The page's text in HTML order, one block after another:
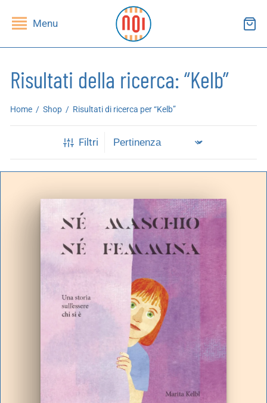
Menu
Risultati della ricerca: “Kelb”
Home / Shop / Risultati di ricerca per “Kelb”
Filtri
DI LETTURA